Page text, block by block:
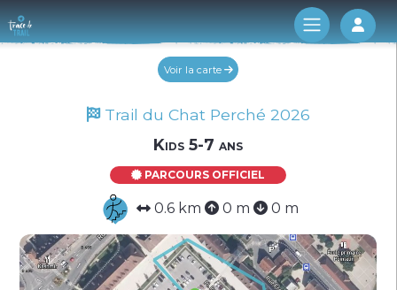
Log
Voir la carte
Trail du Chat Perché 2026
Kids 5-7 ans
PARCOURS OFFICIEL
0.6 km 0 m 0 m